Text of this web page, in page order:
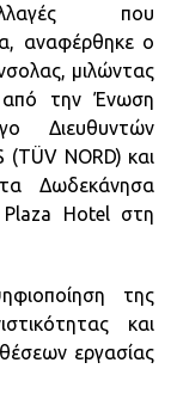
που
αναφέρθηκε ο
μιλώντας
από την Ένωση
Διευθυντών
NORD) και
Δωδεκάνησα
Hotel στη
της
και
εργασίας